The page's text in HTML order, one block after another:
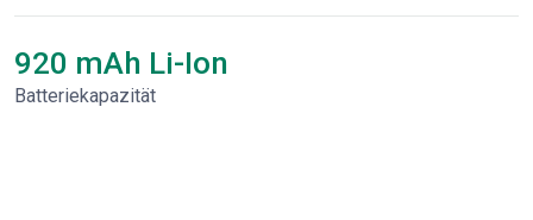
920 mAh Li-Ion
Batteriekapazität